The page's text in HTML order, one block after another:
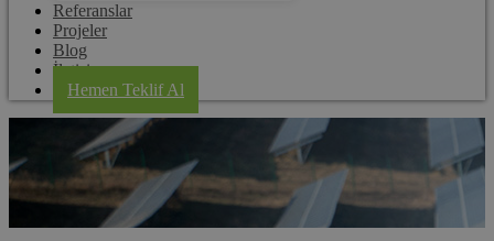
Referanslar
Projeler
Blog
İletişim
Hemen Teklif Al